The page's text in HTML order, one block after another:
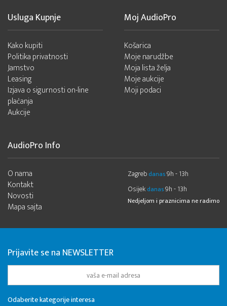
Usluga Kupnje
Kako kupiti
Politika privatnosti
Jamstvo
Leasing
Izjava o sigurnosti on-line
plaćanja
Aukcije
Moj AudioPro
Košarica
Moje narudžbe
Moja lista želja
Moje aukcije
Moji podaci
AudioPro Info
O nama
Kontakt
Novosti
Mapa sajta
Zagreb danas9h - 13h
Osijek danas9h - 13h
Nedjeljom i praznicima ne radimo
Prijavite se na NEWSLETTER
Odaberite kategorije interesa